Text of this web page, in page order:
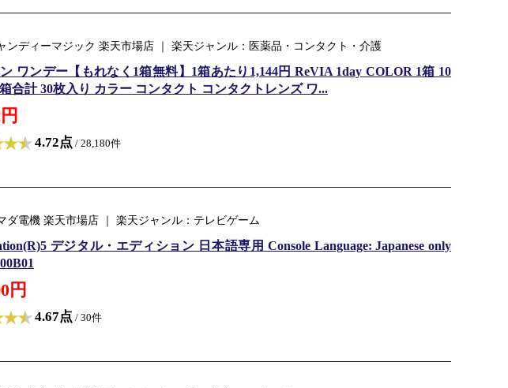
ンディーマジック 楽天市場店 ｜ 楽天ジャンル：医薬品・コンタクト・介護
ワンデー【もれなく1箱無料】1箱あたり1,144円 ReVIA 1day COLOR 1箱 10
合計 30枚入り カラー コンタクト コンタクトレンズ ワ...
4.72点 / 28,180件
ダ電機 楽天市場店 ｜ 楽天ジャンル：テレビゲーム
デジタル・エディション 日本語専用 Console Language: Japanese only
円
4.67点 / 30件